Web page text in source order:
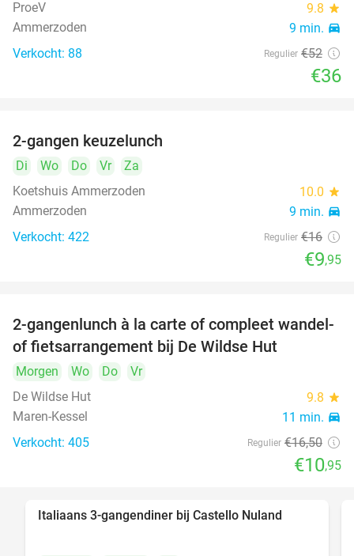
ProeV 9.8 star
Ammerzoden 9 min. directions_car
Verkocht: 88 Regulier €52
€36
2-gangen keuzelunch
Di Wo Do Vr
Za
Koetshuis Ammerzoden
10.0 star
Ammerzoden 9 min. directions_car
Verkocht: 422 Regulier €16
€9,95
34%
2-gangenlunch à la carte of compleet wandel-
of fietsarrangement bij De Wildse Hut
Morgen Wo Do
Vr
De Wildse Hut
9.8 star
Maren-Kessel 11 min. directions_car
Verkocht: 405 Regulier €16,50
€10,95
Italiaans 3-gangendiner bij Castello Nuland